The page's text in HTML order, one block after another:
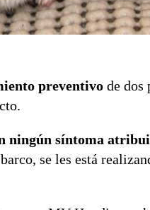
preventivo de dos
ningún síntoma
se les está